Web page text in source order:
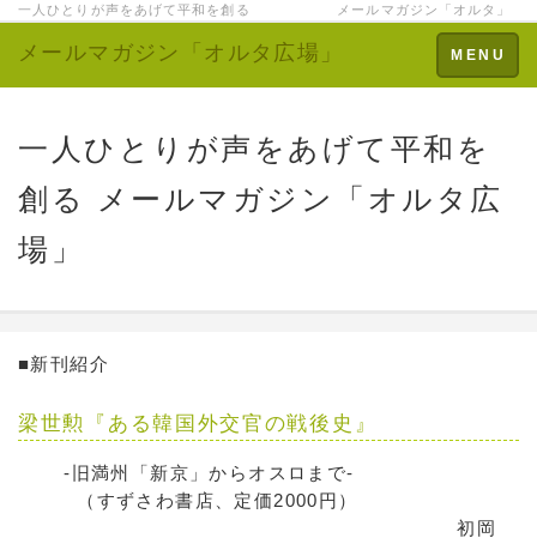
一人ひとりが声をあげて平和を創る メールマガジン「オルタ」
Toggle
navigation
MENU
メールマガジン「オルタ広場」
一人ひとりが声をあげて平和を
創る メールマガジン「オルタ広
場」
■新刊紹介
梁世勲『ある韓国外交官の戦後史』
-旧満州「新京」からオスロまで-
（すずさわ書店、定価2000円）
初岡